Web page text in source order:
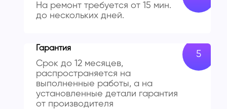
На ремонт требуется от 15 мин.
до нескольких дней.
Гарантия
Срок до 12 месяцев,
распространяется на
выполненные работы, а на
установленные детали гарантия
от производителя